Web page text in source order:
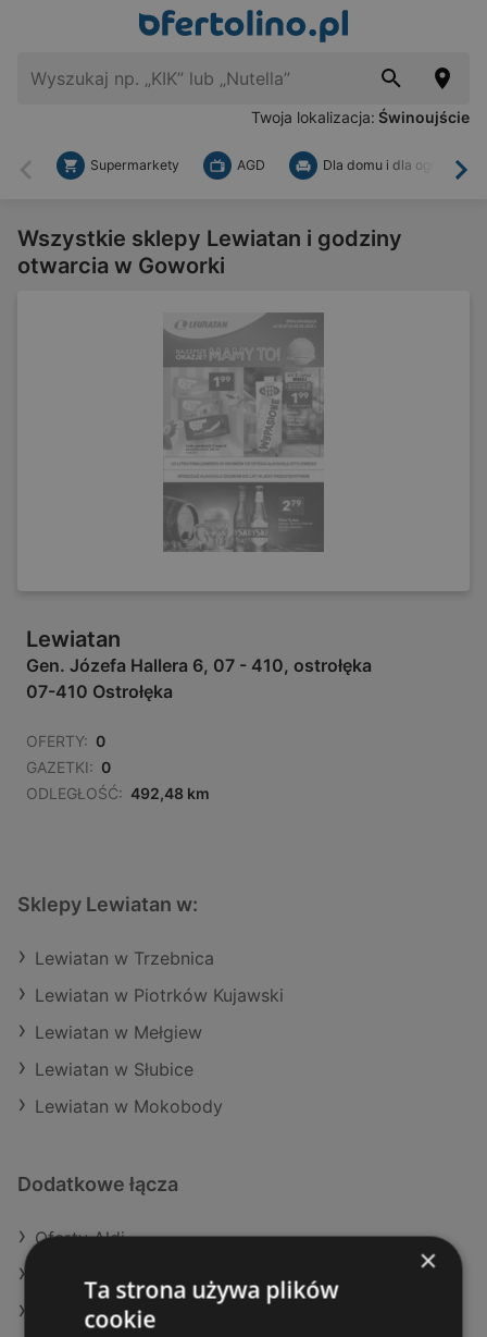
Twoja lokalizacja: Świnoujście
Wstecz
Supermarkety AGD Dla domu i dla ogrodu
Wszystkie sklepy Lewiatan i godziny
otwarcia w Goworki
Lewiatan
Gen. Józefa Hallera 6, 07 - 410, ostrołęka
07-410 Ostrołęka
OFERTY: 0
GAZETKI: 0
ODLEGŁOŚĆ: 492,48 km
Sklepy Lewiatan w:
Lewiatan w Trzebnica
Lewiatan w Piotrków Kujawski
Lewiatan w Mełgiew
Lewiatan w Słubice
Lewiatan w Mokobody
Dodatkowe łącza
Oferty Aldi
Aktualne gazetki Dealz
×
Ta strona używa plików
cookie